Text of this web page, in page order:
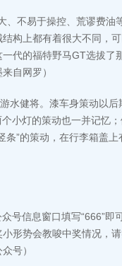
、不易于操控、荒谬费油
构上都有着很大不同，
代的福特野马GT选拔了
自网罗）
水健将。漆车身策动以后
小灯的策动也一并记忆
”的策动，在行李箱盖上
号信息窗口填写“666”即
形势会教唆中奖情况，
号）